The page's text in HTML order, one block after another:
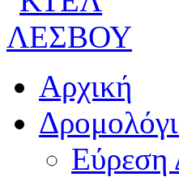
Αρχική
Εύρεση